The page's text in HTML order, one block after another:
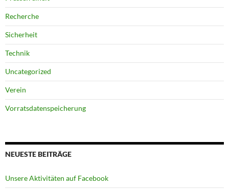
Recherche
Sicherheit
Technik
Uncategorized
Verein
Vorratsdatenspeicherung
NEUESTE BEITRÄGE
Unsere Aktivitäten auf Facebook